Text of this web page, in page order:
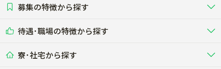
その他（独立・副業など）
酪農
する牧場
養豚
畑・圃場で野菜・穀物を生産 ビニールハウスで多様な野菜の生産
農場･牧場･現場職
専門職（獣医師･人工授精師･
募集の特徴から探す
未経験歓迎
学歴不問
待遇･職場の特徴から探す
社会保険完備
寮･社宅から探す